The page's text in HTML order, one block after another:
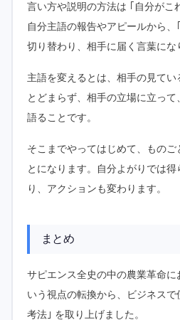
言い方や説明の方法は ｢自分がこ
自分主語の報告やアピールから
切り替わり、相手に届く言葉にな
主語を変えるとは、相手の見て
とどまらず、相手の立場に立っ
語ることです。
そこまでやってはじめて、ものご
とになります。自分よがりでは
り、アクションも変わります。
まとめ
サピエンス全史の中の農業革命に
いう視点の転換から、ビジネス
考法｣ を取り上げました。